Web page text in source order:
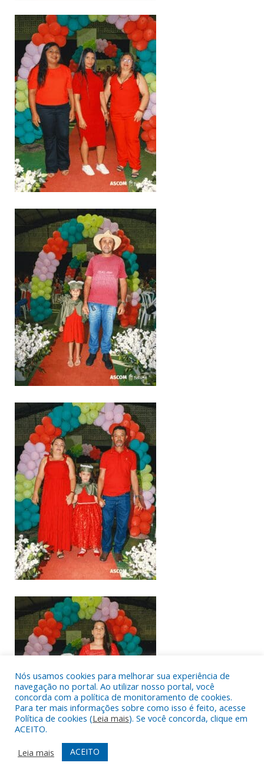
Nós usamos cookies para melhorar sua experiência de
navegação no portal. Ao utilizar nosso portal, você
concorda com a política de monitoramento de cookies.
Para ter mais informações sobre como isso é feito, acesse
Política de cookies (Leia mais). Se você concorda, clique em
ACEITO.
Leia mais
ACEITO